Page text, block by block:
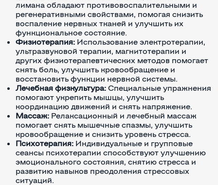
лимана обладают противовоспалительными и
регенеративными свойствами, помогая снизить
воспаление нервных тканей и улучшить их
функциональное состояние.
Физиотерапия: Использование электротерапии,
ультразвуковой терапии, магнитотерапии и
других физиотерапевтических методов помогает
снять боль, улучшить кровообращение и
восстановить функции нервной системы.
Лечебная физкультура: Специальные упражнения
помогают укрепить мышцы, улучшить
координацию движений и снять напряжение.
Массаж: Релаксационный и лечебный массаж
помогает снять мышечные спазмы, улучшить
кровообращение и снизить уровень стресса.
Психотерапия: Индивидуальные и групповые
сеансы психотерапии способствуют улучшению
эмоционального состояния, снятию стресса и
развитию навыков преодоления стрессовых
ситуаций.